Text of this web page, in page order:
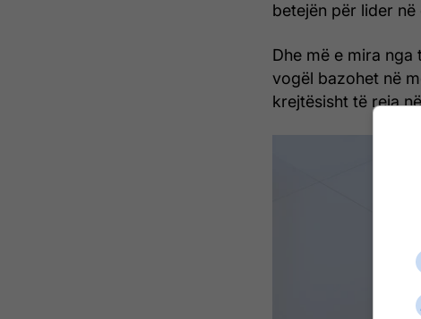
betejën për lider
Dhe më e mira nga
vogël bazohet në
krejtësisht të reja